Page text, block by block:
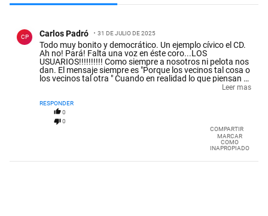
CP Carlos Padró 31 DE JULIO DE 2025
Todo muy bonito y democrático. Un ejemplo cívico el CD.
Ah no! Pará! Falta una voz en éste coro...LOS
USUARIOS!!!!!!!!!! Como siempre a nosotros ni pelota nos
dan. El mensaje siempre es "Porque los vecinos tal cosa o
los vecinos tal otra " Cuando en realidad lo que piensan es
"Uds calladitos y pónganla que nosotros decidimos lo
con la basura, con el arreglo (desarreglo) de calles y así
vamos.
Leer mas
RESPONDER
0
0
COMPARTIR
MARCAR
COMO
INAPROPIADO